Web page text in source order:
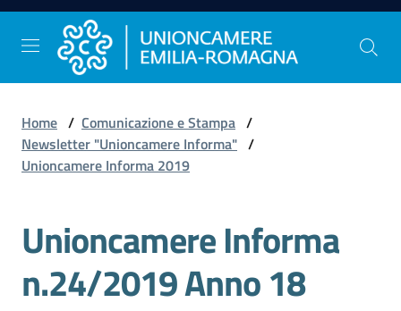
Vai al contenuto
Vai alla navigazione
Vai al footer
Comunicazione
e
Studi
e
Statistica
Home / Comunicazione e Stampa /
Newsletter "Unioncamere Informa" /
Unioncamere Informa 2019
Unioncamere Informa
n.24/2019 Anno 18